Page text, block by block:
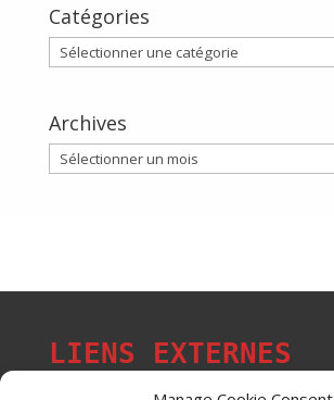
Catégories
Catégories
Archives
Archives
LIENS EXTERNES